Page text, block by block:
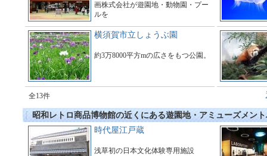
画株式会社が遊園地・動物園・プー
ルを
施設である。
横須賀市立しょうぶ園
約3万8000平方mの広さをもつ公園。
全13件
昭和レトロ商品博物館の近くにある遊園地・アミューズメン
時代屋江戸蔵
浅草初の日本文化体験専用施設